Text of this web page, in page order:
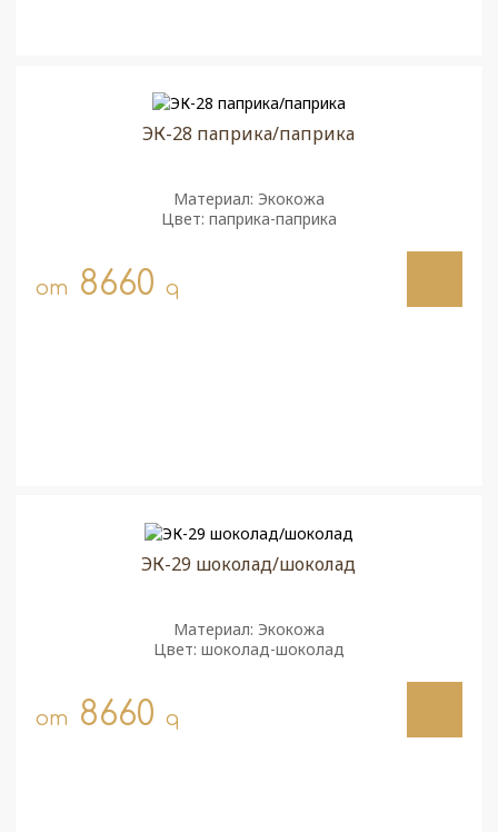
ЭК-28 паприка/паприка
Материал: Экокожа
Цвет: паприка-паприка
от 8660 q
ЭК-29 шоколад/шоколад
Материал: Экокожа
Цвет: шоколад-шоколад
от 8660 q